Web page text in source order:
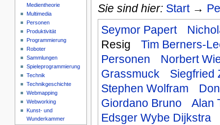
Sie sind hier: Start→
Seymor Papert
Resig
Tim Berners-
Personen
Norbert
Grassmuck
Siegfried
Stephen Wolfram
Giordano Bruno
Alan
Edsger Wybe Dijkstra
Medientheorie
Multimedia
Personen
Produktivität
Programmierung
Roboter
Sammlungen
Spieleprogrammierung
Technik
Technikgeschichte
Webmapping
Webworking
Kunst- und
Wunderkammer